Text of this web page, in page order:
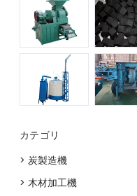
カテゴリ
> 炭製造機
> 木材加工機